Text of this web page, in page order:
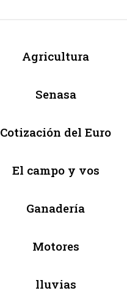
Agricultura
Senasa
Cotización del Euro
El campo y vos
Ganadería
Motores
lluvias